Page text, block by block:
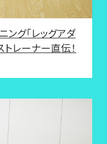
グ「レッグアダ
トレーナー直伝！